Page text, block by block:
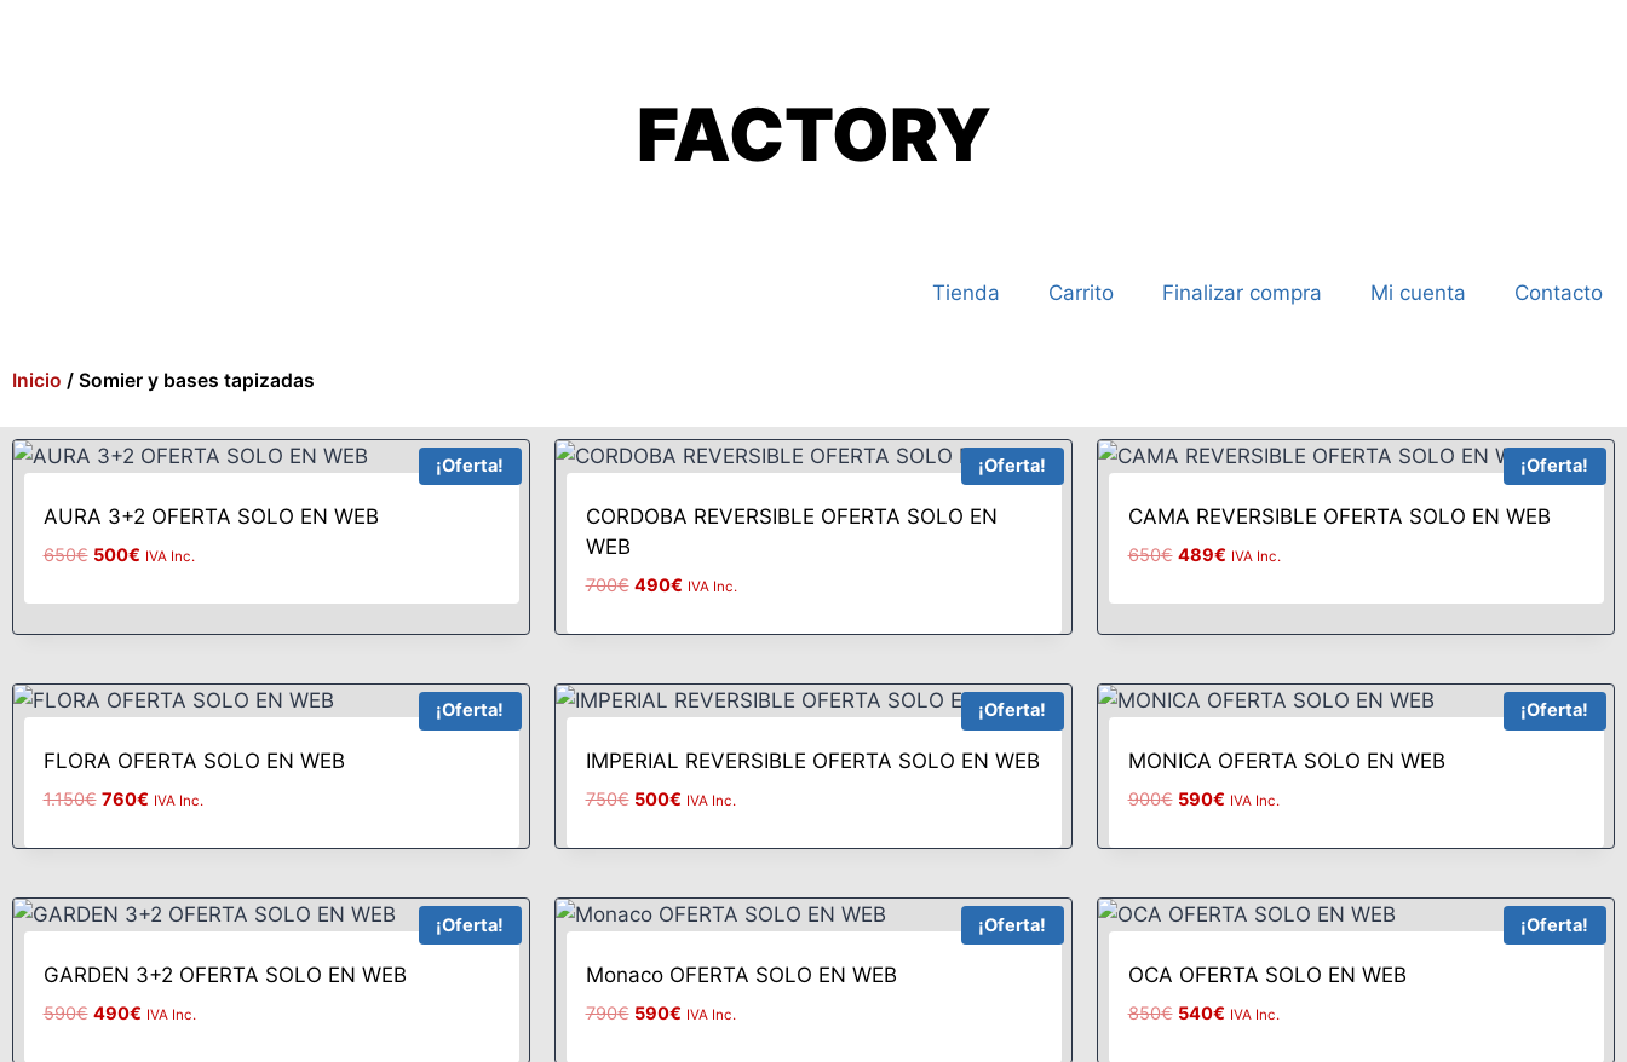
FACTORY
Tienda Carrito Finalizar compra Mi cuenta Contacto
Inicio / Somier y bases tapizadas
¡Oferta!
AURA 3+2 OFERTA SOLO EN WEB
650€ 500€ IVA Inc.
¡Oferta!
CORDOBA REVERSIBLE OFERTA SOLO EN
WEB
700€ 490€ IVA Inc.
¡Oferta!
CAMA REVERSIBLE OFERTA SOLO EN WEB
650€ 489€ IVA Inc.
¡Oferta!
FLORA OFERTA SOLO EN WEB
1.150€ 760€ IVA Inc.
¡Oferta!
IMPERIAL REVERSIBLE OFERTA SOLO EN WEB
750€ 500€ IVA Inc.
¡Oferta!
MONICA OFERTA SOLO EN WEB
900€ 590€ IVA Inc.
¡Oferta!
GARDEN 3+2 OFERTA SOLO EN WEB
590€ 490€ IVA Inc.
¡Oferta!
Monaco OFERTA SOLO EN WEB
790€ 590€ IVA Inc.
¡Oferta!
OCA OFERTA SOLO EN WEB
850€ 540€ IVA Inc.